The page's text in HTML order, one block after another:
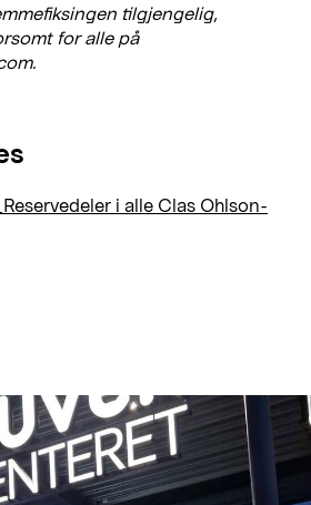
tilgjengelig,
for alle på
i alle Clas Ohlson-